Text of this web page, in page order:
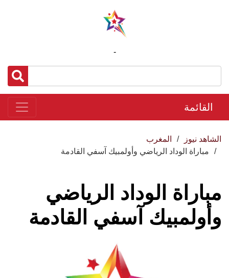
-
القائمة
الشاهد نيوز
المغرب
مباراة الوداد الرياضي وأولمبيك آسفي القادمة
مباراة الوداد الرياضي
وأولمبيك آسفي القادمة